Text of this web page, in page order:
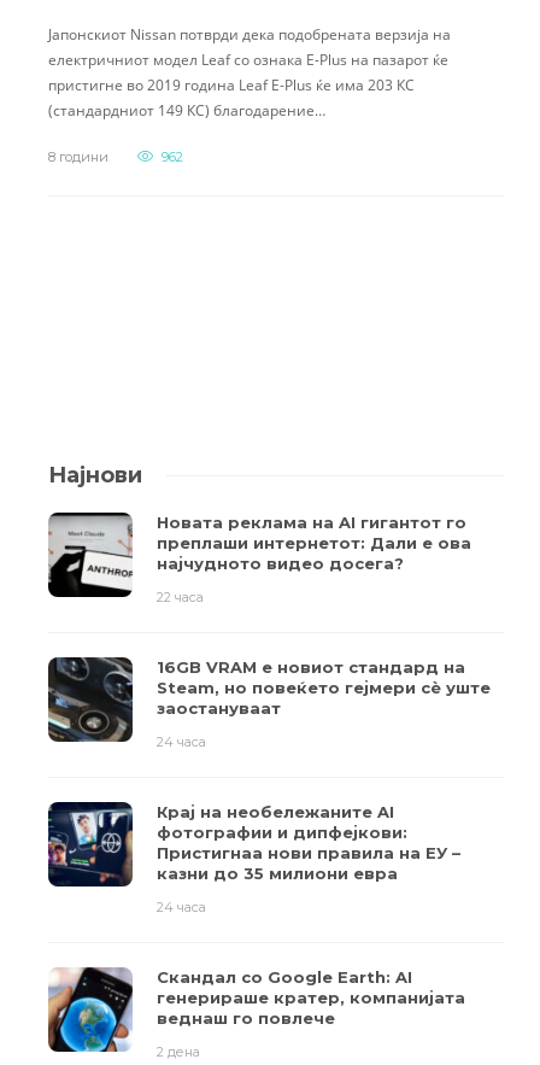
Јапонскиот Nissan потврди дека подобрената верзија на
електричниот модел Leaf со ознака E-Plus на пазарот ќе
пристигне во 2019 година Leaf E-Plus ќе има 203 КС
(стандардниот 149 КС) благодарение…
8 години 962
Најнови
Новата реклама на AI гигантот го
преплаши интернетот: Дали е ова
најчудното видео досега?
22 часа
16GB VRAM е новиот стандард на
Steam, но повеќето гејмери ​​сè уште
заостануваат
24 часа
Крај на необележаните AI
фотографии и дипфејкови:
Пристигнаа нови правила на ЕУ –
казни до 35 милиони евра
24 часа
Скандал со Google Earth: AI
генерираше кратер, компанијата
веднаш го повлече
2 дена